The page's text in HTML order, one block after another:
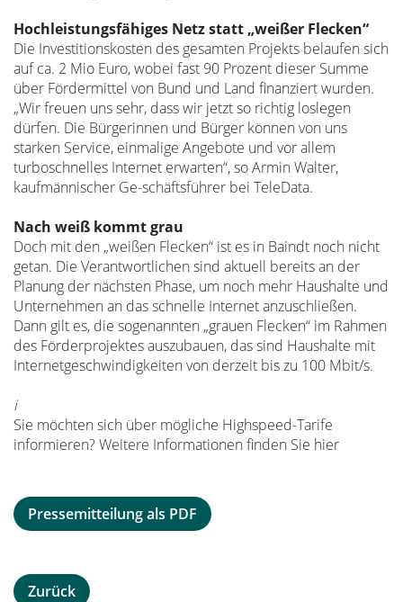
Hochleistungsfähiges Netz statt „weißer Flecken“
Die Investitionskosten des gesamten Projekts belaufen sich
auf ca. 2 Mio Euro, wobei fast 90 Prozent dieser Summe
über Fördermittel von Bund und Land finanziert wurden.
„Wir freuen uns sehr, dass wir jetzt so richtig loslegen
dürfen. Die Bürgerinnen und Bürger können von uns
starken Service, einmalige Angebote und vor allem
turboschnelles Internet erwarten“, so Armin Walter,
kaufmännischer Ge-schäftsführer bei TeleData.
Nach weiß kommt grau
Doch mit den „weißen Flecken“ ist es in Baindt noch nicht
getan. Die Verantwortlichen sind aktuell bereits an der
Planung der nächsten Phase, um noch mehr Haushalte und
Unternehmen an das schnelle Internet anzuschließen.
Dann gilt es, die sogenannten „grauen Flecken“ im Rahmen
des Förderprojektes auszubauen, das sind Haushalte mit
Internetgeschwindigkeiten von derzeit bis zu 100 Mbit/s.
i
Sie möchten sich über mögliche Highspeed-Tarife
informieren? Weitere Informationen finden Sie hier
Pressemitteilung als PDF
Zurück